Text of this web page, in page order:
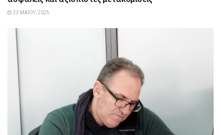
23 ΜΑΪ́ΟΥ, 2025